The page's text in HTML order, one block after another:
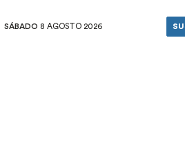
SÁBADO 8 AGOSTO 2026